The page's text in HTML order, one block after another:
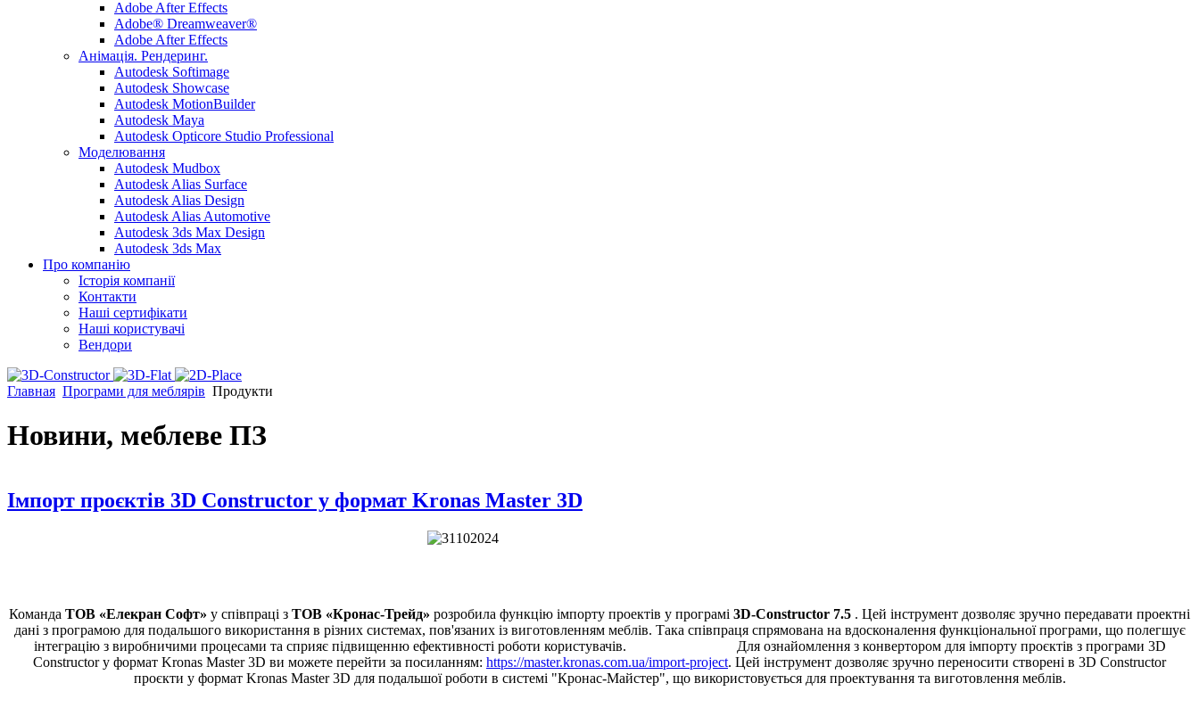
Adobe After Effects
Adobe® Dreamweaver®
Adobe After Effects
Анімація. Рендеринг.
Autodesk Softimage
Autodesk Showcase
Autodesk MotionBuilder
Autodesk Maya
Autodesk Opticore Studio Professional
Моделювання
Autodesk Mudbox
Autodesk Alias Surface
Autodesk Alias Design
Autodesk Alias Automotive
Autodesk 3ds Max Design
Autodesk 3ds Max
Про компанію
Історія компанії
Контакти
Наші сертифікати
Наші користувачі
Вендори
Главная Програми для меблярів Продукти
Новини, меблеве ПЗ
Імпорт проєктів 3D Constructor у формат Kronas Master 3D
Команда ТОВ «Елекран Софт» у співпраці з ТОВ «Кронас-Трейд» розробила функцію імпорту проектів у програмі 3D-Constructor 7.5 . Цей інструмент дозволяє зручно передавати проектні
дані з програмою для подальшого використання в різних системах, пов'язаних із виготовленням меблів. Така співпраця спрямована на вдосконалення функціональної програми, що полегшує
інтеграцію з виробничими процесами та сприяє підвищенню ефективності роботи користувачів. Для ознайомлення з конвертором для імпорту проєктів з програми 3D
Constructor у формат Kronas Master 3D ви можете перейти за посиланням: https://master.kronas.com.ua/import-project. Цей інструмент дозволяє зручно переносити створені в 3D Constructor
проєкти у формат Kronas Master 3D для подальшої роботи в системі "Кронас-Майстер", що використовується для проектування та виготовлення меблів.